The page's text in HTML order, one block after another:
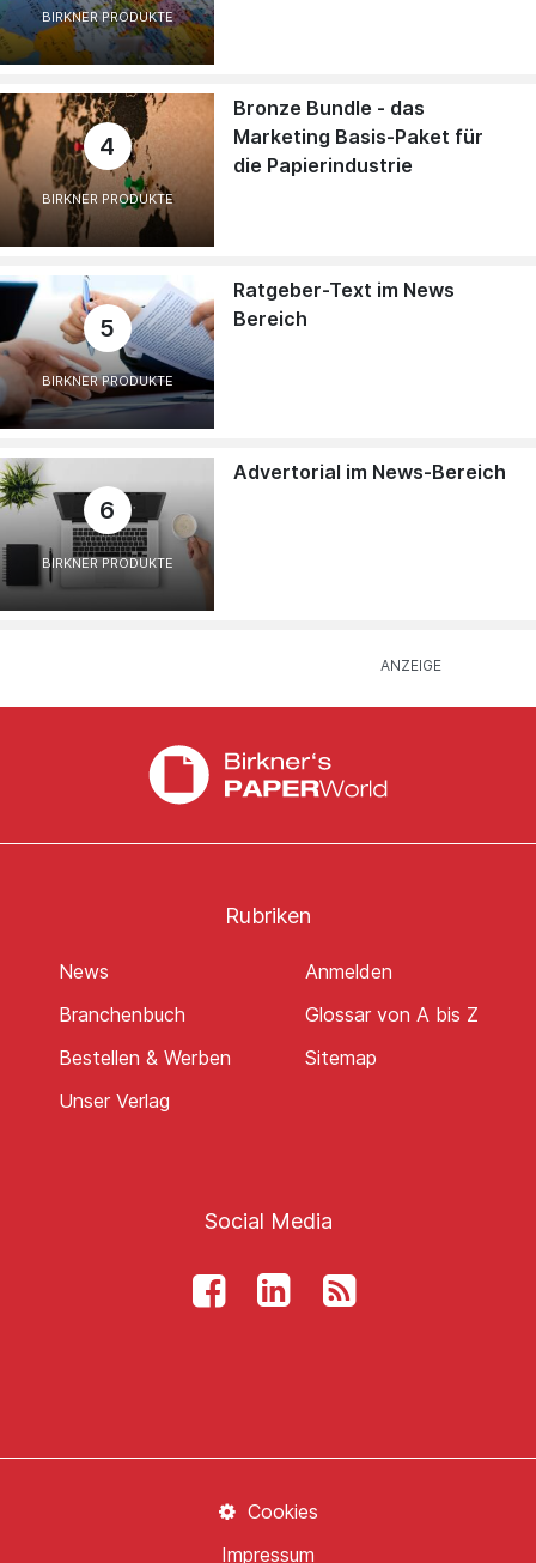
BIRKNER PRODUKTE
4
BIRKNER PRODUKTE
Bronze Bundle - das
Marketing Basis-Paket für
die Papierindustrie
5
BIRKNER PRODUKTE
Ratgeber-Text im News
Bereich
6
BIRKNER PRODUKTE
Advertorial im News-Bereich
Rubriken
News
Branchenbuch
Bestellen & Werben
Unser Verlag
Anmelden
Glossar von A bis Z
Sitemap
Social Media
Impressum
Cookies